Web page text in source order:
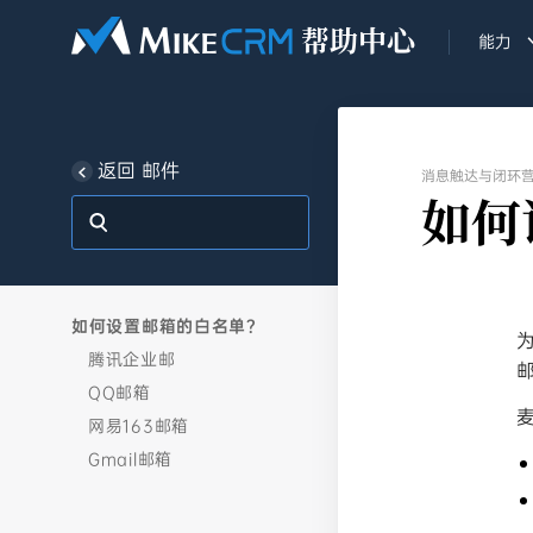
能力
返回 邮件
如何设置邮箱的白名单？
腾讯企业邮
QQ邮箱
网易163邮箱
Gmail邮箱
消息触达与闭环
如